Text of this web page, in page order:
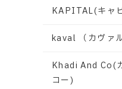
KAPITAL(キャ
kaval （カヴァル
Khadi And Co(
コー)